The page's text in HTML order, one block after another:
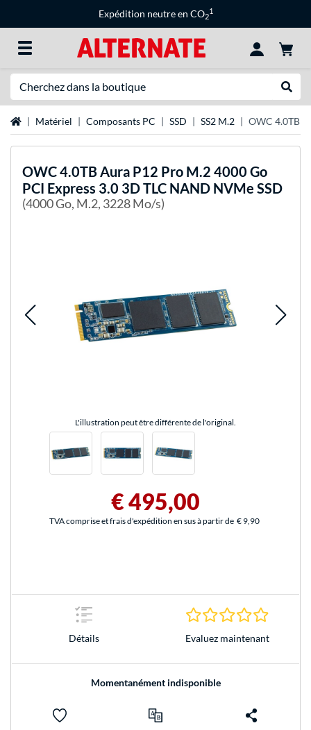
Expédition neutre en CO2
1
Page d'accueil
Matériel Composants PC SSD SS2 M.2 OWC 4.0TB
OWC4.0TB Aura P12 Pro M.2 4000 Go
PCI Express 3.0 3D TLC NAND NVMe SSD
(4000 Go, M.2, 3228 Mo/s)
L'illustration peut être différente de l'original.
€ 495,00
TVA comprise et frais d'expédition en sus à partir de € 9,90
Détails Evaluez maintenant
Momentanément indisponible